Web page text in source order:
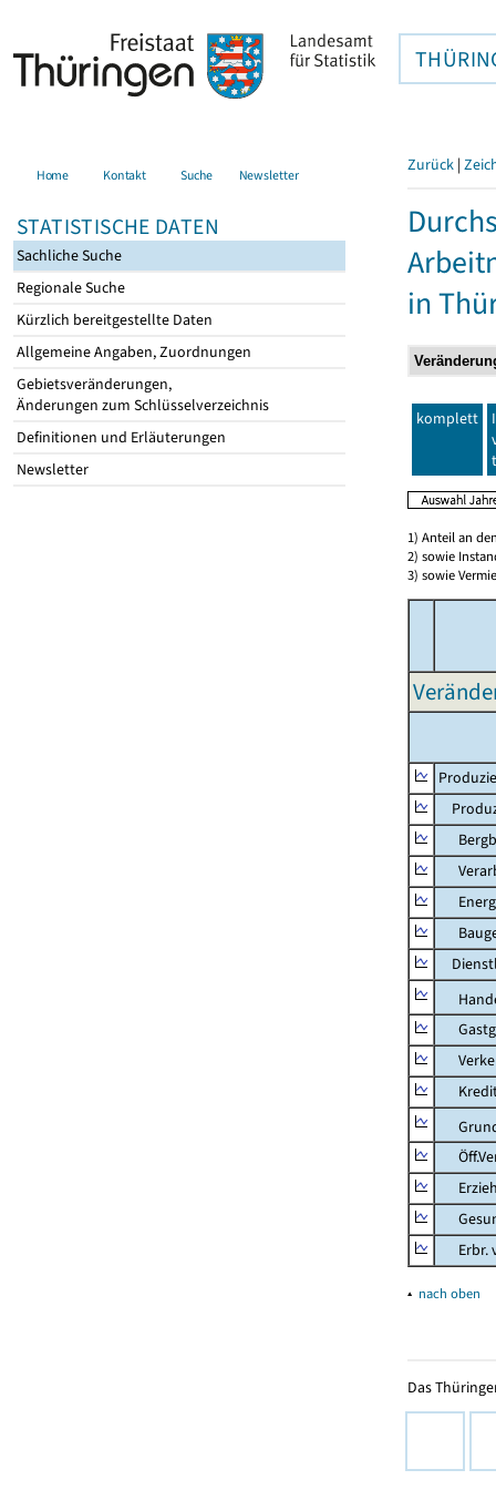
Home Kontakt Suche Newsletter
STATISTISCHE DATEN
Sachliche Suche
Regionale Suche
Kürzlich bereitgestellte Daten
Allgemeine Angaben, Zuordnungen
Gebietsveränderungen,
Änderungen zum Schlüsselverzeichnis
Definitionen und Erläuterungen
Newsletter
Zurück |
in
komplett
1) Anteil an
2) sowie
3) sowie
Erbr.
▴ nach oben
Das